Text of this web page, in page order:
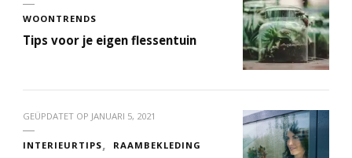
WOONTRENDS
Tips voor je eigen flessentuin
GEÜPDATET OP JANUARI 5, 2021
INTERIEURTIPS RAAMBEKLEDING